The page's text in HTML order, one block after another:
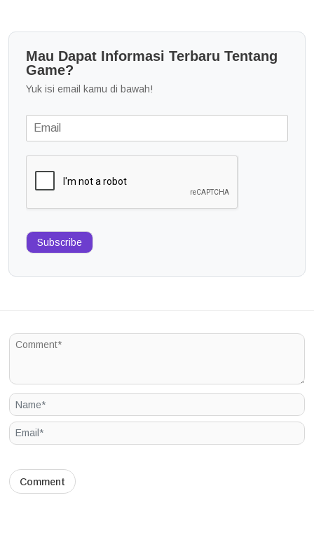
Mau Dapat Informasi Terbaru Tentang
Game?
Yuk isi email kamu di bawah!
Subscribe